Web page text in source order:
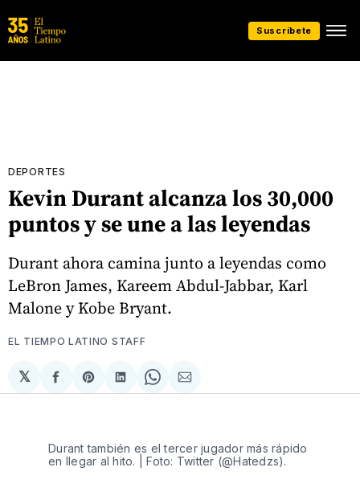
Suscríbete
DEPORTES
Kevin Durant alcanza los 30,000
puntos y se une a las leyendas
Durant ahora camina junto a leyendas como
LeBron James, Kareem Abdul-Jabbar, Karl
Malone y Kobe Bryant.
EL TIEMPO LATINO STAFF
𝕏
Compartir
en
Share
on
Compartir
en
Share
on
Compartir
via
Durant también es el tercer jugador más rápido
en llegar al hito. | Foto: Twitter (@Hatedzs).